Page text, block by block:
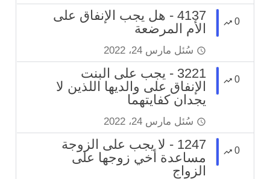
0
4137 - هل يجب الإنفاق على
الأم المرضعة
سُئل مارس 24، 2022
0
3221 - يجب على البنت
الإنفاق على والديها اللذين لا
يجدان كفايتهما
سُئل مارس 24، 2022
0
1247 - لا يجب على الزوجة
مساعدة أخي زوجها على
الزواج